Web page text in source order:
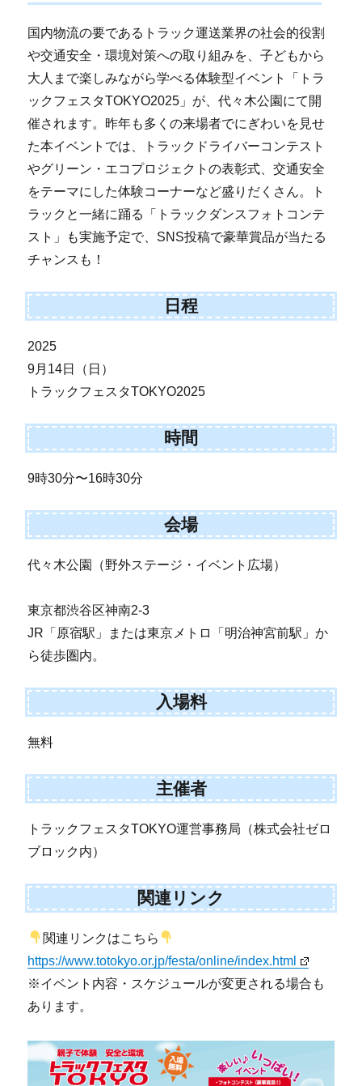
国内物流の要であるトラック運送業界の社会的役割
や交通安全・環境対策への取り組みを、子どもから
大人まで楽しみながら学べる体験型イベント「トラ
ックフェスタTOKYO2025」が、代々木公園にて開
催されます。昨年も多くの来場者でにぎわいを見せ
た本イベントでは、トラックドライバーコンテスト
やグリーン・エコプロジェクトの表彰式、交通安全
をテーマにした体験コーナーなど盛りだくさん。ト
ラックと一緒に踊る「トラックダンスフォトコンテ
スト」も実施予定で、SNS投稿で豪華賞品が当たる
チャンスも！
日程
2025
9月14日（日）
トラックフェスタTOKYO2025
時間
9時30分〜16時30分
会場
代々木公園（野外ステージ・イベント広場）
東京都渋谷区神南2-3
JR「原宿駅」または東京メトロ「明治神宮前駅」か
ら徒歩圏内。
入場料
無料
主催者
トラックフェスタTOKYO運営事務局（株式会社ゼロ
ブロック内）
関連リンク
関連リンクはこちら
https://www.totokyo.or.jp/festa/online/index.html
※イベント内容・スケジュールが変更される場合も
あります。